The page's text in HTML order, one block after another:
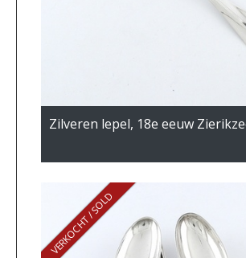
Zilveren lepel, 18e eeuw
VERKOCHT / SOLD